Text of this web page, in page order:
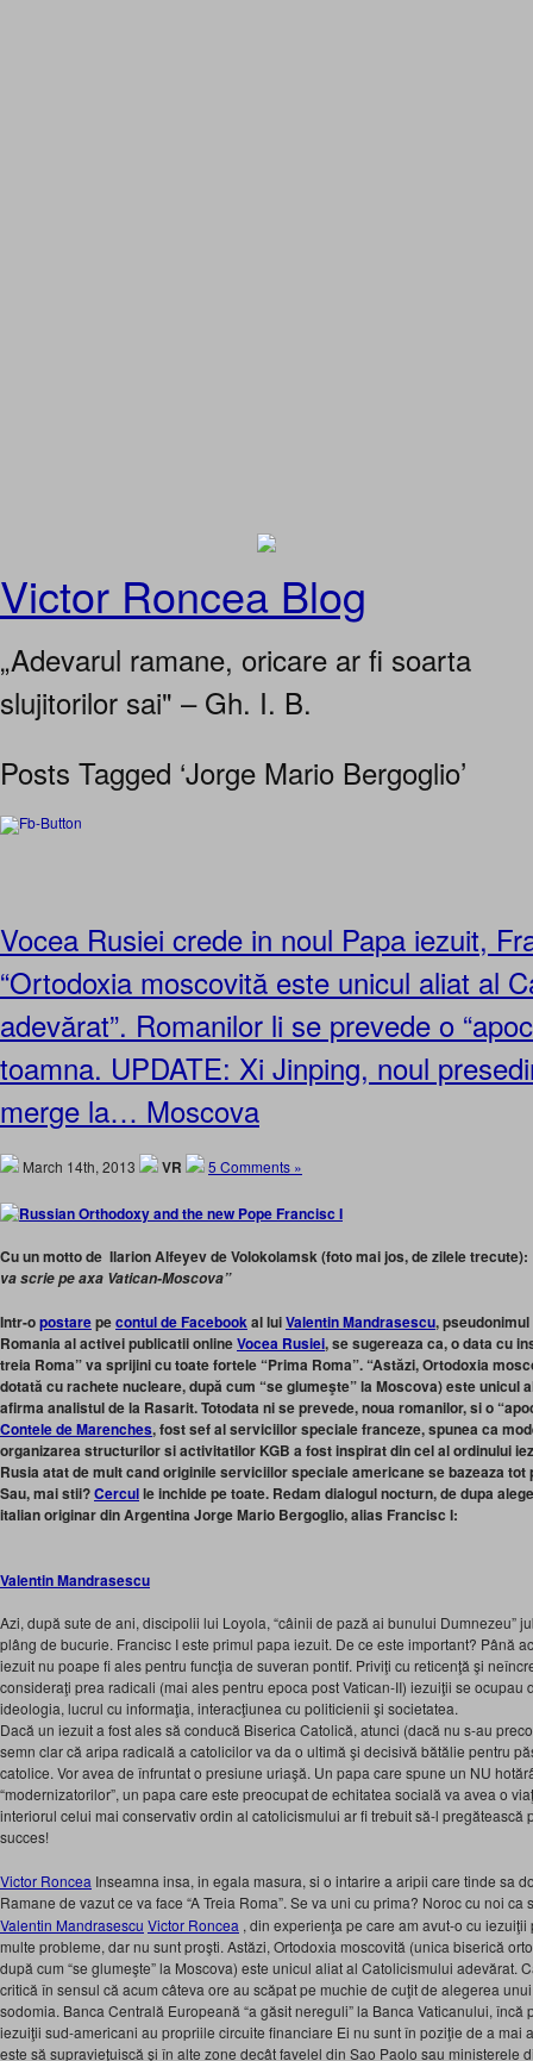
Victor Roncea Blog
„Adevarul ramane, oricare ar fi soarta
slujitorilor sai" – Gh. I. B.
Posts Tagged ‘Jorge Mario Bergoglio’
Vocea Rusiei crede in noul Papa iezuit,
“Ortodoxia moscovită este unicul aliat al
adevărat”. Romanilor li se prevede o
toamna. UPDATE: Xi Jinping, noul
merge la… Moscova
March 14th, 2013 VR 5 Comments »
Cu un motto de Ilarion Alfeyev de Volokolamsk (foto mai jos, de zilele trecute):
va scrie pe axa Vatican-Moscova”
Intr-opostarepecontul de Facebookal luiValentin Mandrasescu,
Romania al activei publicatii onlineVocea Rusiei, se sugereaza ca, o data cu
treia Roma” va sprijini cu toate fortele “Prima Roma”. “Astăzi, Ortodoxia
dotată cu rachete nucleare, după cum “se glumeşte” la Moscova) este unicul
afirma analistul de la Rasarit. Totodata ni se prevede, noua romanilor, si o
Contele de Marenches, fost sef al serviciilor speciale franceze, spunea ca
organizarea structurilor si activitatilor KGB a fost inspirat din cel al ordinului
Rusia atat de mult cand originile serviciilor speciale americane se bazeaza tot
Sau, mai stii?Cerculle inchide pe toate. Redam dialogul nocturn, de dupa
italian originar din Argentina Jorge Mario Bergoglio, alias Francisc I:
Valentin Mandrasescu
Azi, după sute de ani, discipolii lui Loyola, “câinii de pază ai bunului Dumnezeu”
plâng de bucurie. Francisc I este primul papa iezuit. De ce este important? Până
iezuit nu poape fi ales pentru funcţia de suveran pontif. Priviţi cu reticenţă şi
consideraţi prea radicali (mai ales pentru epoca post Vatican-II) iezuiţii se ocupau
ideologia, lucrul cu informaţia, interacţiunea cu politicienii şi societatea.
Dacă un iezuit a fost ales să conducă Biserica Catolică, atunci (dacă nu s-au
semn clar că aripa radicală a catolicilor va da o ultimă şi decisivă bătălie pentru
catolice. Vor avea de înfruntat o presiune uriaşă. Un papa care spune un NU
“modernizatorilor”, un papa care este preocupat de echitatea socială va avea o
interiorul celui mai conservativ ordin al catolicismului ar fi trebuit să-l pregătească
succes!
Victor Roncea Inseamna insa, in egala masura, si o intarire a aripii care tinde sa
Ramane de vazut ce va face “A Treia Roma”. Se va uni cu prima? Noroc cu noi ca
Valentin Mandrasescu Victor Roncea , din experienţa pe care am avut-o cu
multe probleme, dar nu sunt proşti. Astăzi, Ortodoxia moscovită (unica biserică
după cum “se glumeşte” la Moscova) este unicul aliat al Catolicismului adevărat.
critică în sensul că acum câteva ore au scăpat pe muchie de cuţit de alegerea
sodomia. Banca Centrală Europeană “a găsit nereguli” la Banca Vaticanului, încă
iezuiţii sud-americani au propriile circuite financiare Ei nu sunt în poziţie de a mai
este să supravieţuiscă şi în alte zone decât favelel din Sao Paolo sau ministerele